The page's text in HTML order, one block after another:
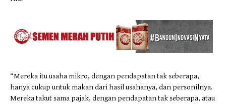
“Mereka itu usaha mikro, dengan pendapatan tak seberapa,
hanya cukup untuk makan dari hasil usahanya, dan personilnya.
Mereka takut sama pajak, dengan pendapatan tak seberapa, atau